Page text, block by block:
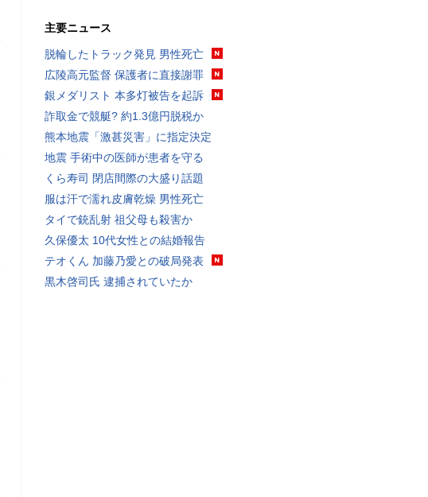
主要ニュース
脱輪したトラック発見 男性死亡
広陵高元監督 保護者に直接謝罪
銀メダリスト 本多灯被告を起訴
詐取金で競艇? 約1.3億円脱税か
熊本地震「激甚災害」に指定決定
地震 手術中の医師が患者を守る
くら寿司 閉店間際の大盛り話題
服は汗で濡れ皮膚乾燥 男性死亡
タイで銃乱射 祖父母も殺害か
久保優太 10代女性との結婚報告
テオくん 加藤乃愛との破局発表
黒木啓司氏 逮捕されていたか